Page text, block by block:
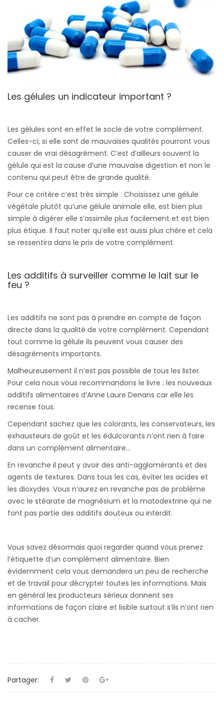
Les gélules un indicateur important ?
Les gélules sont en effet le socle de votre complément.
Celles-ci, si elle sont de mauvaises qualités pourront vous
causer de vrai désagrément. C’est d’ailleurs souvent la
gélule qui est la cause d’une mauvaise digestion et non le
contenu qui peut être de grande qualité.
Pour ce critère c’est très simple : Choisissez une gélule
végétale plutôt qu’une gélule animale elle, est bien plus
simple à digérer elle s’assimile plus facilement et est bien
plus étique. Il faut noter qu’elle est aussi plus chère et cela
se ressentira dans le prix de votre complément.
Les additifs à surveiller comme le lait sur le
feu ?
Les additifs ne sont pas à prendre en compte de façon
directe dans la qualité de votre complément. Cependant
tout comme la gélule ils peuvent vous causer des
désagréments importants.
Malheureusement il n’est pas possible de tous les lister.
Pour cela nous vous recommandons le livre : les nouveaux
additifs alimentaires d’Anne Laure Denans car elle les
recense tous.
Cependant sachez que les colorants, les conservateurs, les
exhausteurs de goût et les édulcorants n’ont rien à faire
dans un complément alimentaire…
En revanche il peut y avoir des anti-agglomérants et des
agents de textures. Dans tous les cas, éviter les acides et
les dioxydes. Vous n’aurez en revanche pas de problème
avec le stéarate de magnésium et la matodextrine qui ne
font pas partie des additifs douteux ou interdit.
Vous savez désormais quoi regarder quand vous prenez
l’étiquette d’un complément alimentaire. Bien
évidemment cela vous demandera un peu de recherche
et de travail pour décrypter toutes les informations. Mais
en général les producteurs sérieux donnent ses
informations de façon claire et lisible surtout s’ils n’ont rien
à cacher.
Partager: